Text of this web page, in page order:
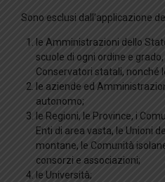
Sono esclusi dall’applicazione
le Amministrazioni dello
scuole di ogni ordine e
Conservatori statali, nonché
le aziende ed
autonomo;
le Regioni, le Province, i
Enti di area vasta, le Unioni
montane, le Comunità
consorzi e associazioni;
le Università;